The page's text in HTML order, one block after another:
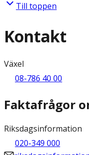
Till toppen
Kontakt
Växel
08-786 40 00
Faktafrågor
Riksdagsinformation
020-349 000